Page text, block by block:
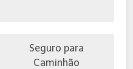
Seguro para
Caminhão